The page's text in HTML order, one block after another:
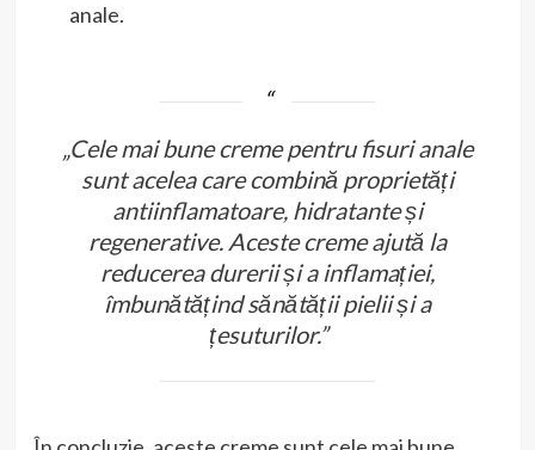
anale.
„Cele mai bune creme pentru fisuri anale
sunt acelea care combină proprietăți
antiinflamatoare, hidratante și
regenerative. Aceste creme ajută la
reducerea durerii și a inflamației,
îmbunătățind sănătății pielii și a
țesuturilor.”